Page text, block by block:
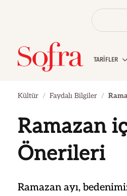
TARİFLER
Kültür Faydalı Bilgiler
Ramazan
Önerileri
Ramazan ayı,